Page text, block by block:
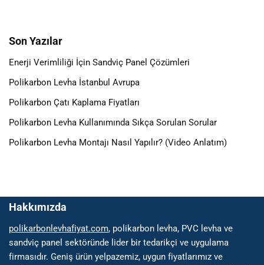
Son Yazılar
Enerji Verimliliği İçin Sandviç Panel Çözümleri
Polikarbon Levha İstanbul Avrupa
Polikarbon Çatı Kaplama Fiyatları
Polikarbon Levha Kullanımında Sıkça Sorulan Sorular
Polikarbon Levha Montajı Nasıl Yapılır? (Video Anlatım)
Hakkımızda
polikarbonlevhafiyat.com, polikarbon levha, PVC levha ve
sandviç panel sektöründe lider bir tedarikçi ve uygulama
firmasıdır. Geniş ürün yelpazemiz, uygun fiyatlarımız ve